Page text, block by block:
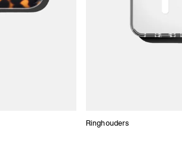
Ringhouders